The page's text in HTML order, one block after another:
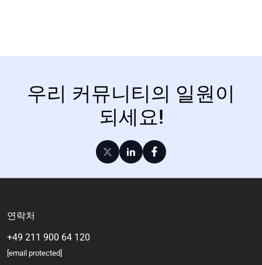
우리 커뮤니티의 일원이
되세요!
연락처
+49 211 900 64 120
[email protected]